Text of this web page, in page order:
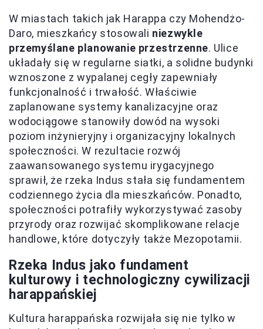
W miastach takich jak Harappa czy Mohendżo-
Daro, mieszkańcy stosowali niezwykle
przemyślane planowanie przestrzenne. Ulice
układały się w regularne siatki, a solidne budynki
wznoszone z wypalanej cegły zapewniały
funkcjonalność i trwałość. Właściwie
zaplanowane systemy kanalizacyjne oraz
wodociągowe stanowiły dowód na wysoki
poziom inżynieryjny i organizacyjny lokalnych
społeczności. W rezultacie rozwój
zaawansowanego systemu irygacyjnego
sprawił, że rzeka Indus stała się fundamentem
codziennego życia dla mieszkańców. Ponadto,
społeczności potrafiły wykorzystywać zasoby
przyrody oraz rozwijać skomplikowane relacje
handlowe, które dotyczyły także Mezopotamii.
Rzeka Indus jako fundament
kulturowy i technologiczny cywilizacji
harappańskiej
Kultura harappańska rozwijała się nie tylko w